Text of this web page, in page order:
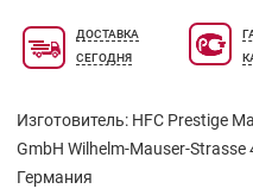
подготавливая
аромата из нежнейших
аккордом сливочного
теплую шелковистую
обладательницы.
ДОСТАВКА
СЕГОДНЯ
Изготовитель: HFC Prestige
GmbH Wilhelm-Mauser-
Германия